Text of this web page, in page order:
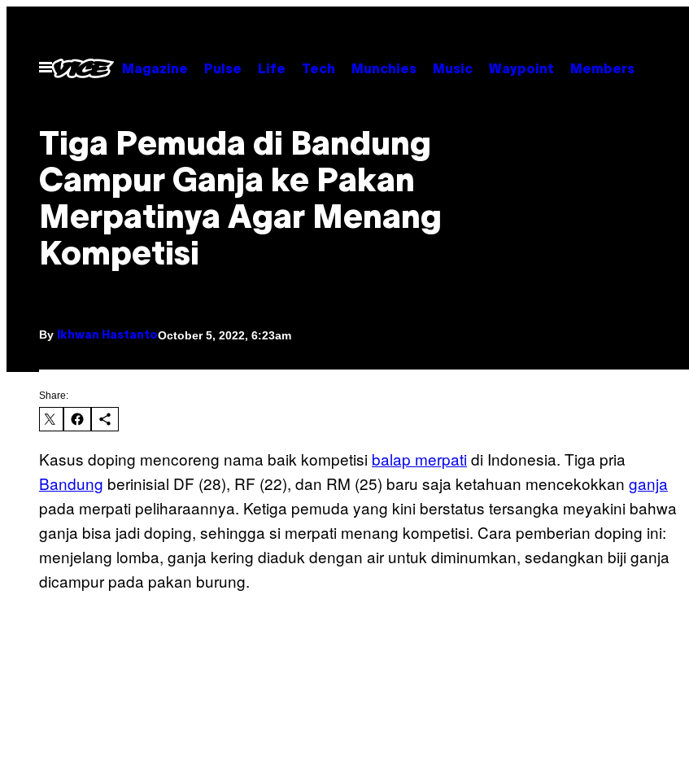
contentOpen
Menu
Magazine Pulse Life Tech Munchies Music Waypoint Members
Tiga Pemuda di Bandung
Campur Ganja ke Pakan
Merpatinya Agar Menang
Kompetisi
By Ikhwan HastantoOctober 5, 2022, 6:23am
Share:
Kasus doping mencoreng nama baik kompetisi balap merpatidi Indonesia. Tiga pria
Bandung berinisial DF (28), RF (22), dan RM (25) baru saja ketahuan mencekokkan ganja
pada merpati peliharaannya. Ketiga pemuda yang kini berstatus tersangka meyakini bahwa
ganja bisa jadi doping, sehingga si merpati menang kompetisi. Cara pemberian doping ini:
menjelang lomba, ganja kering diaduk dengan air untuk diminumkan, sedangkan biji ganja
dicampur pada pakan burung.